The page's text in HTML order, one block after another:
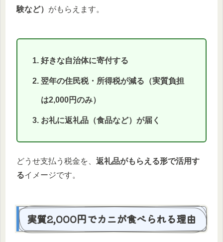
験など） がもらえます。
好きな自治体に寄付する
翌年の住民税・所得税が減る（実質負担
は2,000円のみ）
お礼に返礼品（食品など）が届く
どうせ支払う税金を、 返礼品がもらえる形で活用す
るイメージです。
実質2,000円でカニが食べられる理由